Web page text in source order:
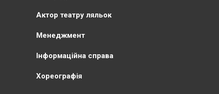
Актор театру ляльок
Менеджмент
Інформаційна справа
Хореографія